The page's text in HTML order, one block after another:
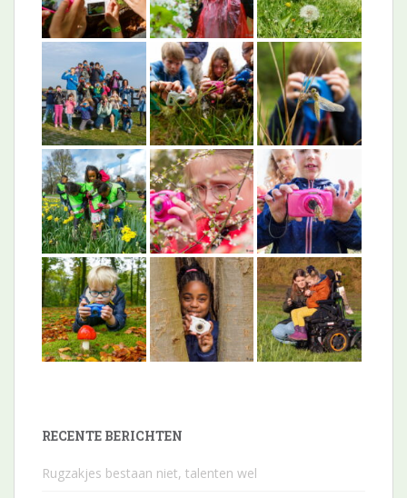
RECENTE BERICHTEN
Rugzakjes bestaan niet, talenten wel